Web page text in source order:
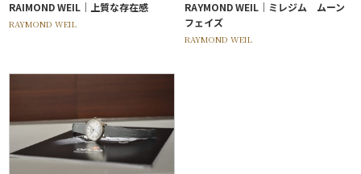
RAIMOND WEIL｜上質な存在感
RAYMOND WEIL
RAYMOND WEIL｜ミレジム ムーン
フェイズ
RAYMOND WEIL